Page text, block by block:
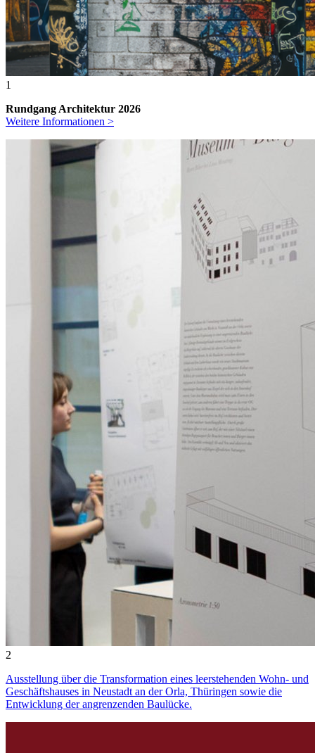
1
Rundgang Architektur 2026
Weitere Informationen >
2
Ausstellung über die Transformation eines leerstehenden Wohn- und
Geschäftshauses in Neustadt an der Orla, Thüringen sowie die
Entwicklung der angrenzenden Baulücke.